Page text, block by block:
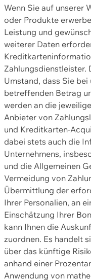
Wenn Sie auf unserer
oder Produkte
Leistung und
weiterer Daten
Zahlungsdienstleister.
Umstand, dass Sie
betreffenden Betrag
werden an die
Anbieter von
und Kreditkarten-
dabei stets auch die
Unternehmens,
und die Allgemeinen
Vermeidung von
Übermittlung der
Ihrer Personalien, an
Einschätzung Ihrer
kann Ihnen die
zuordnen. Es handelt
über das künftige
anhand einer
Anwendung von